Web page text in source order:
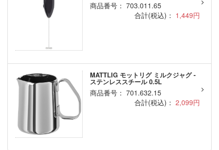
商品番号： 703.011.65
合計(税込)： 1,449円
MATTLIG モットリグ ミルクジャグ -
ステンレススチール 0.5L
商品番号： 701.632.15
合計(税込)： 2,099円